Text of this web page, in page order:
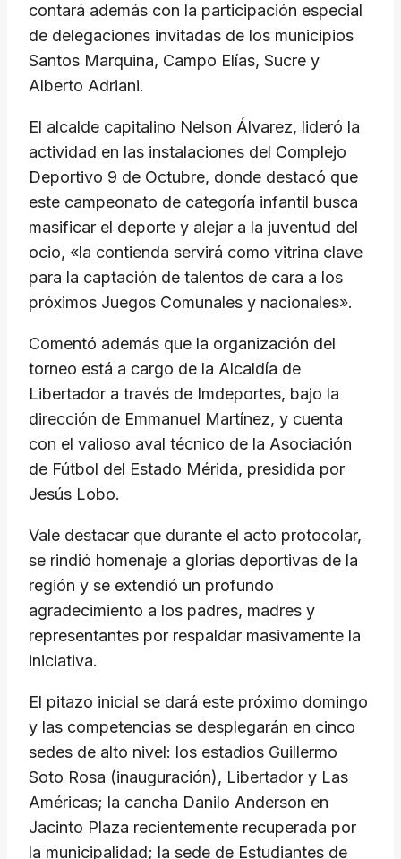
contará además con la participación especial
de delegaciones invitadas de los municipios
Santos Marquina, Campo Elías, Sucre y
Alberto Adriani.
El alcalde capitalino Nelson Álvarez, lideró la
actividad en las instalaciones del Complejo
Deportivo 9 de Octubre, donde destacó que
este campeonato de categoría infantil busca
masificar el deporte y alejar a la juventud del
ocio, «la contienda servirá como vitrina clave
para la captación de talentos de cara a los
próximos Juegos Comunales y nacionales».
Comentó además que la organización del
torneo está a cargo de la Alcaldía de
Libertador a través de Imdeportes, bajo la
dirección de Emmanuel Martínez, y cuenta
con el valioso aval técnico de la Asociación
de Fútbol del Estado Mérida, presidida por
Jesús Lobo.
Vale destacar que durante el acto protocolar,
se rindió homenaje a glorias deportivas de la
región y se extendió un profundo
agradecimiento a los padres, madres y
representantes por respaldar masivamente la
iniciativa.
El pitazo inicial se dará este próximo domingo
y las competencias se desplegarán en cinco
sedes de alto nivel: los estadios Guillermo
Soto Rosa (inauguración), Libertador y Las
Américas; la cancha Danilo Anderson en
Jacinto Plaza recientemente recuperada por
la municipalidad; la sede de Estudiantes de